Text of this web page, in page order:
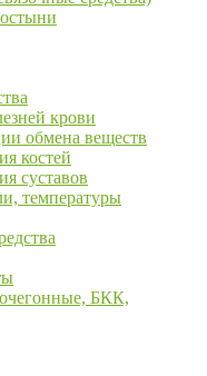
крови
обмена веществ
костей
суставов
температуры
БКК,